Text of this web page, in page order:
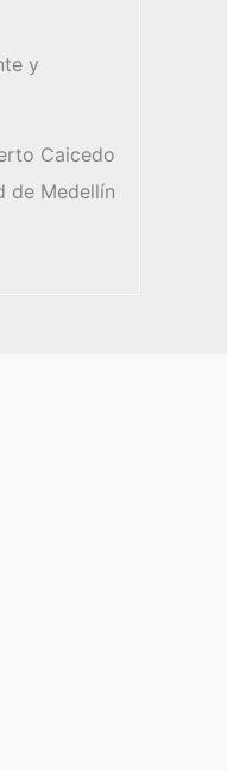
y
Caicedo
de Medellín